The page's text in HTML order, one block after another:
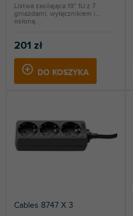
201 zł
DO KOSZYKA
Listwa zasilająca 19" 1U z 7
gniazdami, wyłącznikiem i
osłoną.
Cables 8747 X 3